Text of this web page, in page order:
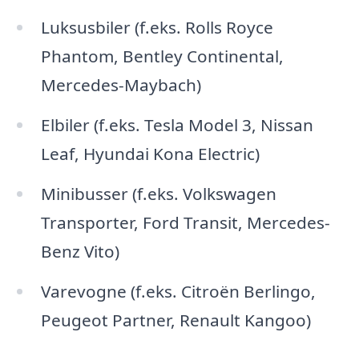
Luksusbiler (f.eks. Rolls Royce
Phantom, Bentley Continental,
Mercedes-Maybach)
Elbiler (f.eks. Tesla Model 3, Nissan
Leaf, Hyundai Kona Electric)
Minibusser (f.eks. Volkswagen
Transporter, Ford Transit, Mercedes-
Benz Vito)
Varevogne (f.eks. Citroën Berlingo,
Peugeot Partner, Renault Kangoo)